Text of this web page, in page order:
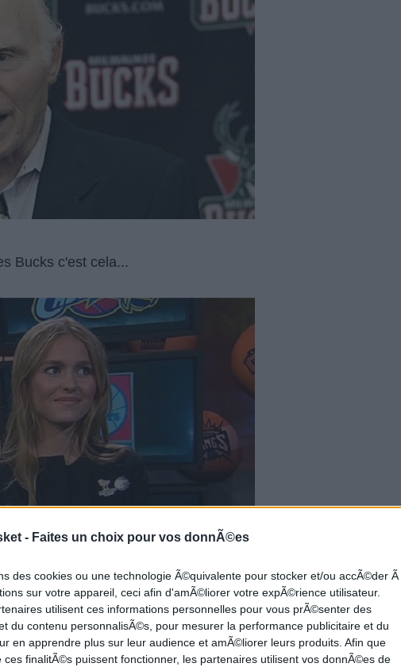
- Faites un choix pour vos donnÃ©es
des cookies ou une technologie Ã©quivalente pour stocker et/ou accÃ©der Ã
sur votre appareil, ceci afin d'amÃ©liorer votre expÃ©rience utilisateur.
utilisent ces informations personnelles pour vous prÃ©senter des
du contenu personnalisÃ©s, pour mesurer la performance publicitaire et du
en apprendre plus sur leur audience et amÃ©liorer leurs produits. Afin que
ces finalitÃ©s puissent fonctionner, les partenaires utilisent vos donnÃ©es de
Bucks c'est cela...
nouveau co-propriètaire de la franchise de
Résultat sportif : le choix numéro 2. Pas si